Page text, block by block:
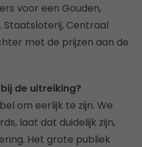
voor een Gouden,
Staatsloterij, Centraal
met de prijzen aan de
de uitreiking?
om eerlijk te zijn. We
laat dat duidelijk zijn,
Het grote publiek